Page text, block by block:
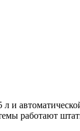
работают